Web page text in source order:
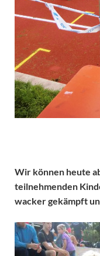
Wir können heute
teilnehmenden
wacker gekämpft